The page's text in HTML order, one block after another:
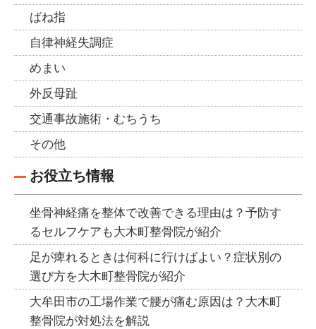
ばね指
自律神経失調症
めまい
外反母趾
交通事故施術・むちうち
その他
お役立ち情報
坐骨神経痛を整体で改善できる理由は？予防す
るセルフケアも大木町整骨院が紹介
足が痺れるときは何科に行けばよい？症状別の
選び方を大木町整骨院が紹介
大牟田市の工場作業で腰が痛む原因は？大木町
整骨院が対処法を解説